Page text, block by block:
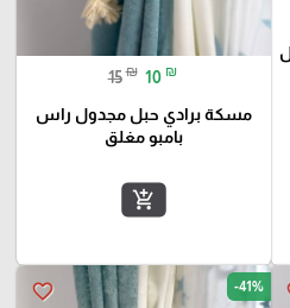
15 ₪ 10 ₪
مسكة برادي حبل مجدول راس
بامبو مغلق
add_shopping_cart
favorite_border -41%